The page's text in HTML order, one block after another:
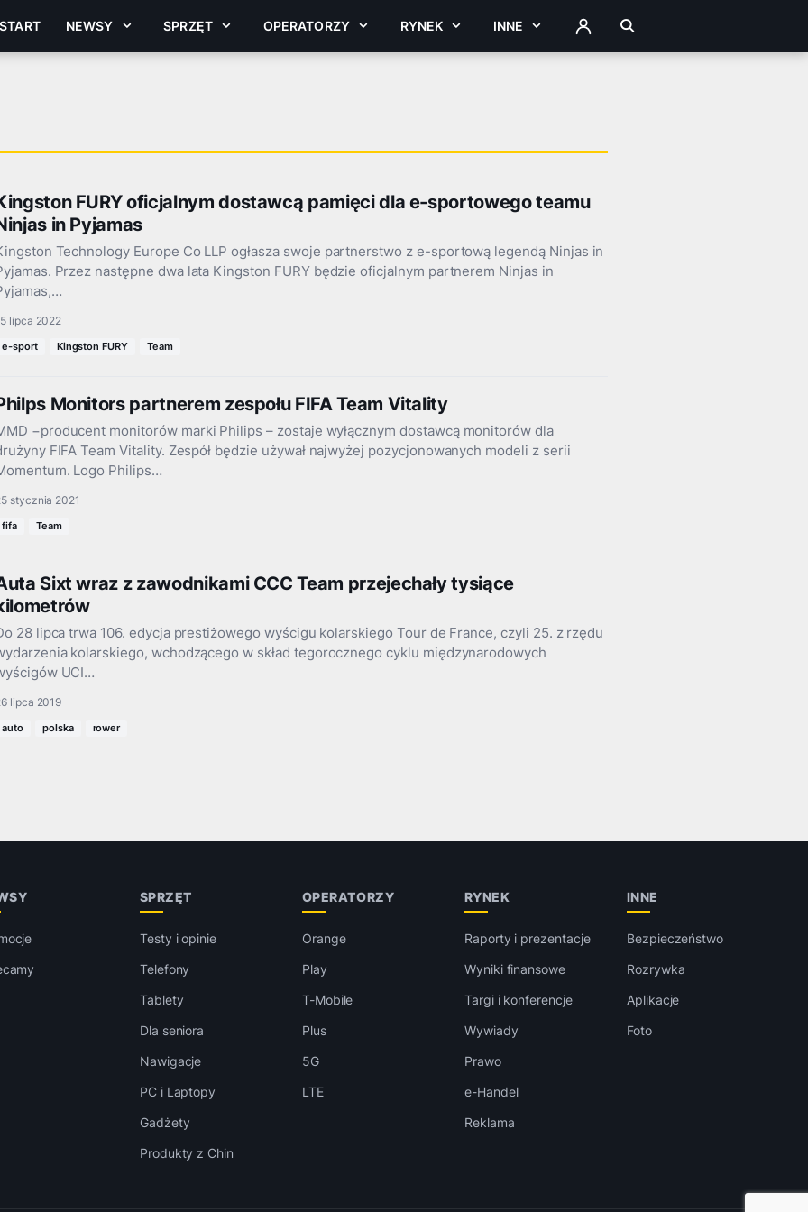
START NEWSY SPRZĘT OPERATORZY RYNEK INNE ZALOGUJ
FURY oficjalnym dostawcą pamięci dla e-sportowego teamu
in Pyjamas
Technology Europe Co LLP ogłasza swoje partnerstwo z e-sportową legendą Ninjas in
Przez następne dwa lata Kingston FURY będzie oficjalnym partnerem Ninjas in
lipca 2022
e-sport Kingston FURY Team
Monitors partnerem zespołu FIFA Team Vitality
−producent monitorów marki Philips – zostaje wyłącznym dostawcą monitorów dla
FIFA Team Vitality. Zespół będzie używał najwyżej pozycjonowanych modeli z serii
Logo Philips…
stycznia 2021
fifa Team
Sixt wraz z zawodnikami CCC Team przejechały tysiące
28 lipca trwa 106. edycja prestiżowego wyścigu kolarskiego Tour de France, czyli 25. z rzędu
kolarskiego, wchodzącego w skład tegorocznego cyklu międzynarodowych
UCI…
lipca 2019
auto polska rower
SPRZĘT
Testy i opinie
Telefony
Tablety
Dla seniora
Nawigacje
PC i Laptopy
Gadżety
Produkty z Chin
OPERATORZY
Orange
Play
T-Mobile
Plus
5G
LTE
RYNEK
Raporty i prezentacje
Wyniki finansowe
Targi i konferencje
Wywiady
Prawo
e-Handel
Reklama
INNE
Bezpieczeństwo
Rozrywka
Aplikacje
Foto